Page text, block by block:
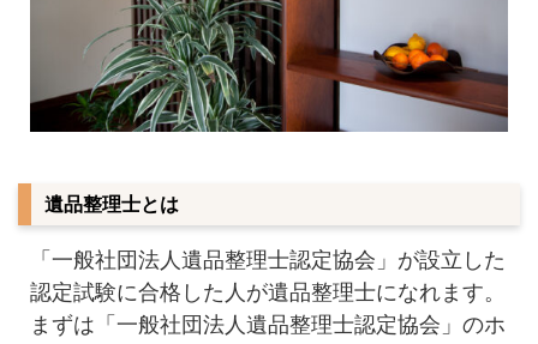
遺品整理士とは
「一般社団法人遺品整理士認定協会」が設立した
認定試験に合格した人が遺品整理士になれます。
まずは「一般社団法人遺品整理士認定協会」のホ